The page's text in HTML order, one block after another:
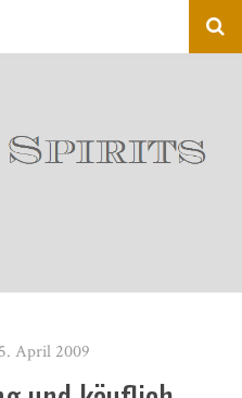
April 2009